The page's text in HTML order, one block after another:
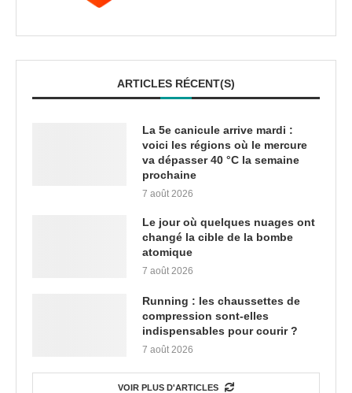
ARTICLES RÉCENT(S)
La 5e canicule arrive mardi :
voici les régions où le mercure
va dépasser 40 °C la semaine
prochaine
7 août 2026
Le jour où quelques nuages ont
changé la cible de la bombe
atomique
7 août 2026
Running : les chaussettes de
compression sont-elles
indispensables pour courir ?
7 août 2026
VOIR PLUS D'ARTICLES